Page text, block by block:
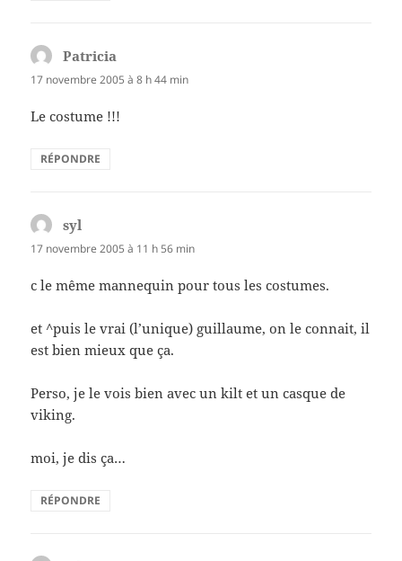
Patricia
17 novembre 2005 à 8 h 44 min
Le costume !!!
RÉPONDRE
syl
17 novembre 2005 à 11 h 56 min
c le même mannequin pour tous les costumes.
et ^puis le vrai (l’unique) guillaume, on le connait, il
est bien mieux que ça.
Perso, je le vois bien avec un kilt et un casque de
viking.
moi, je dis ça…
RÉPONDRE